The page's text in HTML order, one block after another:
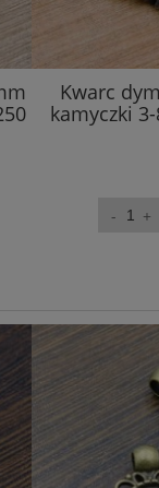
Kwarc
kamyczki